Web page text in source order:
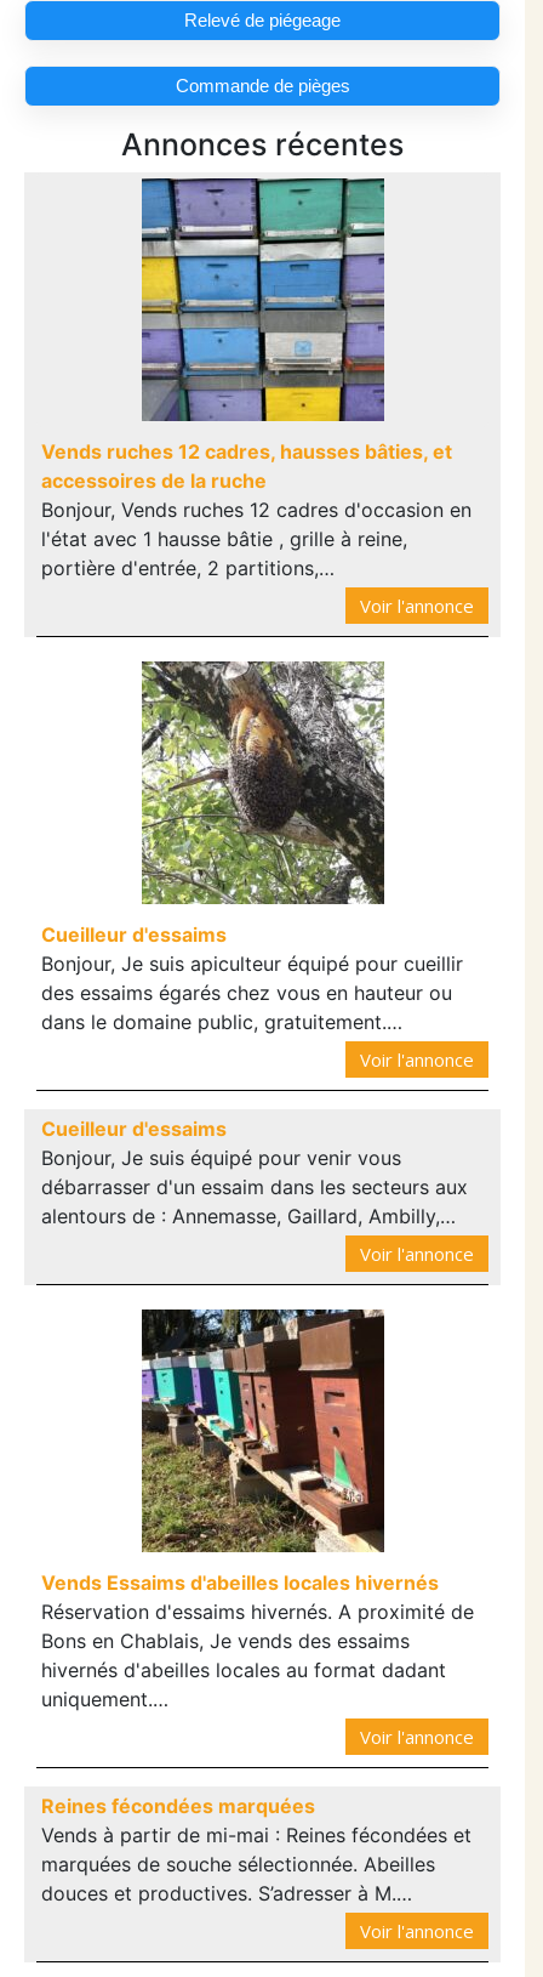
Relevé de piégeage
Commande de pièges
Annonces récentes
Vends ruches 12 cadres, hausses bâties, et
accessoires de la ruche
Bonjour, Vends ruches 12 cadres d'occasion en
l'état avec 1 hausse bâtie , grille à reine,
portière d'entrée, 2 partitions,…
Voir l'annonce
Cueilleur d'essaims
Bonjour, Je suis apiculteur équipé pour cueillir
des essaims égarés chez vous en hauteur ou
dans le domaine public, gratuitement.…
Voir l'annonce
Cueilleur d'essaims
Bonjour, Je suis équipé pour venir vous
débarrasser d'un essaim dans les secteurs aux
alentours de : Annemasse, Gaillard, Ambilly,…
Voir l'annonce
Vends Essaims d'abeilles locales hivernés
Réservation d'essaims hivernés. A proximité de
Bons en Chablais, Je vends des essaims
hivernés d'abeilles locales au format dadant
uniquement.…
Voir l'annonce
Reines fécondées marquées
Vends à partir de mi-mai : Reines fécondées et
marquées de souche sélectionnée. Abeilles
douces et productives. S’adresser à M.…
Voir l'annonce